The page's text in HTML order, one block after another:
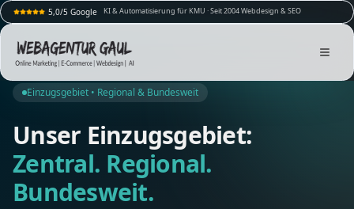
5,0/5 Google KI & Automatisierung für KMU · Seit 2004 Webdesign & SEO
Einzugsgebiet • Regional & Bundesweit
Unser Einzugsgebiet:
Zentral. Regional.
Bundesweit.